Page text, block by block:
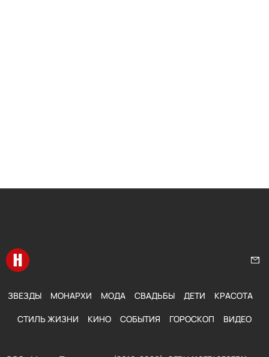
Перейти на главную
ЗВЕЗДЫ МОНАРХИ МОДА СВАДЬБЫ ДЕТИ КРАСОТА
СТИЛЬ ЖИЗНИ КИНО СОБЫТИЯ ГОРОСКОП ВИДЕО